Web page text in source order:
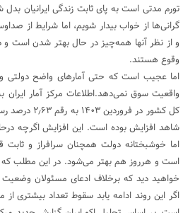
تورم مدتی است به پای ثابت زندگی ایرانیان
گرانی‌ها از خواب بیدار شویم، اما شرایط از
و از نظر آنها همه‌چیز در حال بهتر شدن است
وقوع هستند.
اما عجیب است که حتی آمارهای واضح
واقعیت سوق نمی‌دهد.اطلاعات مرکز آمار
کل کشور در
شاهد افزایش بوده است. این افزایش اگرچه
اما خوشبختانه دولت همچنان سرافراز و
است و هرروز هم بهتر می‌شود. در این مطلب که
خواهید دید که برخلاف ادعای مسئولان
اگر این روند ادامه یابد سقوط تعداد